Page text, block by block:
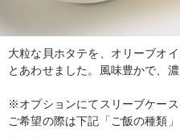
大粒な貝ホタテを、オリーブオ
とあわせました。風味豊かで、
※オプションにてスリーブケー
ご希望の際は下記「ご飯の種類